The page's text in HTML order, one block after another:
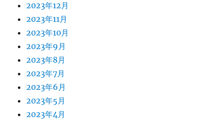
2023年12月
2023年11月
2023年10月
2023年9月
2023年8月
2023年7月
2023年6月
2023年5月
2023年4月